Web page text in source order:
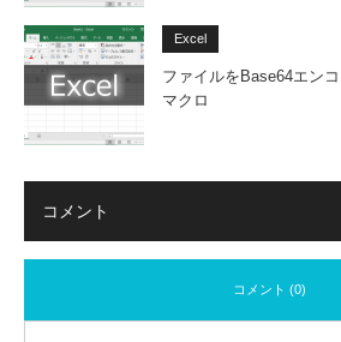
Excel
ファイルをBase64エン
マクロ
コメント
コメント (0)